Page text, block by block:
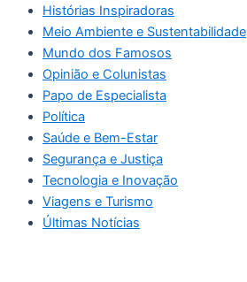
Histórias Inspiradoras
Meio Ambiente e Sustentabilidade
Mundo dos Famosos
Opinião e Colunistas
Papo de Especialista
Política
Saúde e Bem-Estar
Segurança e Justiça
Tecnologia e Inovação
Viagens e Turismo
Últimas Notícias